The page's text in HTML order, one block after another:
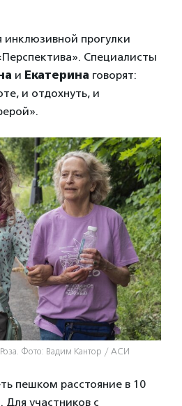
инклюзивной прогулки
Специалисты
и Екатерина говорят:
и отдохнуть, и
Роза. Фото: Вадим Кантор / АСИ
пешком расстояние в 10
участников с